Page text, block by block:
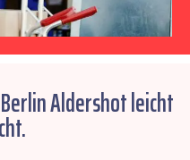
Aldershot leicht